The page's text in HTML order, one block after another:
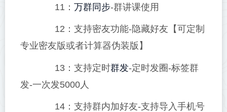
11： 万群同步-群讲课使用
12：支持密友功能-隐藏好友【可定制
专业密友版或者计算器伪装版】
13：支持定时群发-定时发圈-标签群
发-一次发5000人
14：支持群内加好友-支持导入手机号